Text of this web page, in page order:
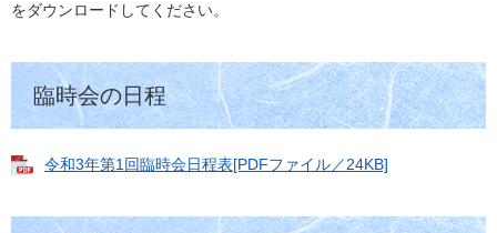
をダウンロードしてください。
臨時会の日程
令和3年第1回臨時会日程表[PDFファイル／24KB]